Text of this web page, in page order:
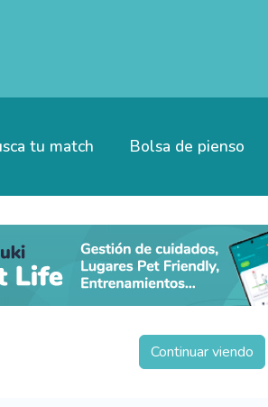
tu match Bolsa de pienso
Continuar viendo